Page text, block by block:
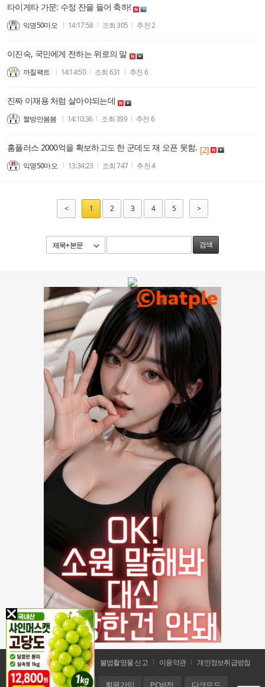
타이게타 가문: 수정 잔을 들어 축하!
익명50마오 14:17:58 조회305 추천2
이진숙, 국민에게 전하는 위로의 말
까칠팩트 14:14:50 조회 631 추천 6
진짜 이재용 처럼 살아야되는데
짤방만봄봄 14:10:36 조회399 추천 6
홈플러스 2000억을 확보하고도 한 군데도 재 오픈 못함. [2]
익명50마오 13:34:23 조회747 추천4
< 1 2 3 4 5 >
제목+본문 검색
공지사항 문의 및 신고 불법촬영물 신고 이용약관 개인정보취급방침
홈 로그인 회원가입 PC버전 다크모드